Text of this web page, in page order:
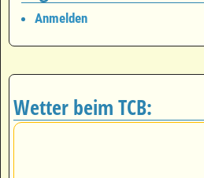
Anmelden
Wetter beim TCB: